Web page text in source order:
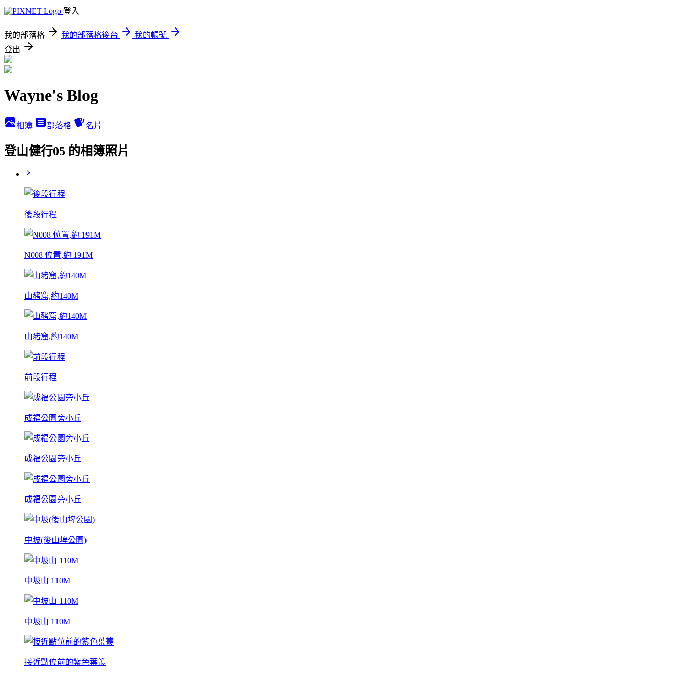
登入
我的部落格 我的部落格後台
我的帳號
登出
Wayne's Blog
相簿 部落格 名片
登山健行05 的相簿照片
後段行程
N008 位置,約 191M
山豬窟,約140M
山豬窟,約140M
前段行程
成福公園旁小丘
成福公園旁小丘
成福公園旁小丘
中坡(後山埤公園)
中坡山 110M
中坡山 110M
接近點位前的紫色葉叢